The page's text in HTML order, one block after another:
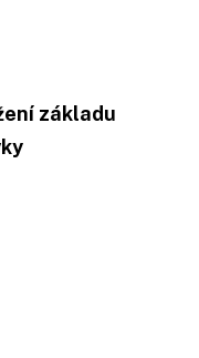
základu